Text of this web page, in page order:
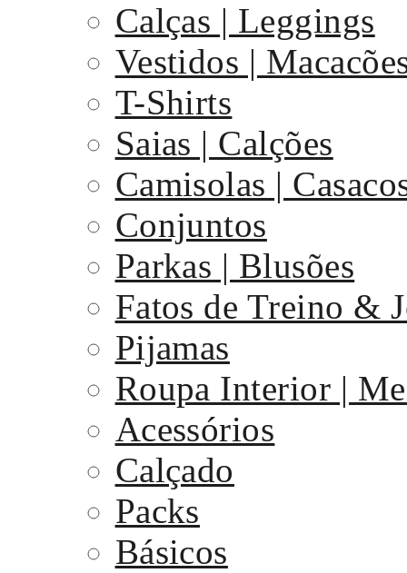
Calças | Leggings
Vestidos |
T-Shirts
Saias | Calções
Camisolas |
Conjuntos
Parkas | Blusões
Fatos de Treino &
Pijamas
Roupa Interior |
Acessórios
Calçado
Packs
Básicos